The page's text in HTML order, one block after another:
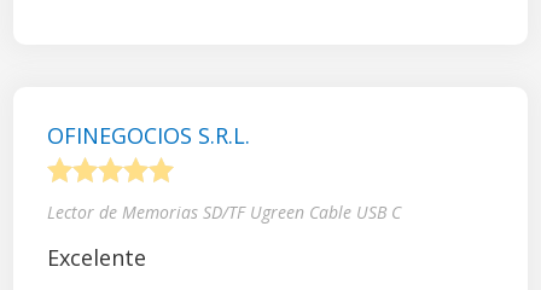
OFINEGOCIOS S.R.L.
Lector de Memorias SD/TF Ugreen Cable USB C
Excelente